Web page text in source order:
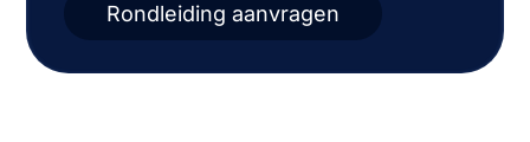
Rondleiding aanvragen